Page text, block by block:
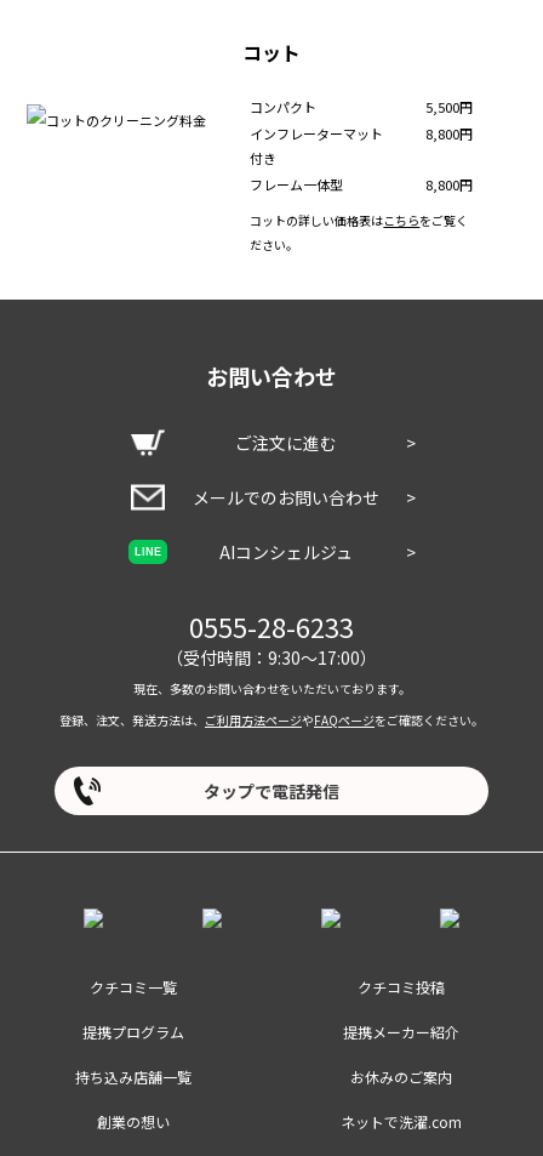
コット
コンパクト
5,500円
インフレーターマット
付き
8,800円
フレーム一体型 8,800円
コットの詳しい価格表はこちらをご覧く
ださい。
お問い合わせ
ご注文に進む >
メールでのお問い合わせ >
LINE AIコンシェルジュ >
0555-28-6233
（受付時間：9:30～17:00）
現在、多数のお問い合わせをいただいております。
登録、注文、発送方法は、 ご利用方法ページやFAQページをご確認ください。
タップで電話発信
クチコミ一覧 クチコミ投稿
提携プログラム 提携メーカー紹介
持ち込み店舗一覧 お休みのご案内
創業の想い ネットで洗濯.com